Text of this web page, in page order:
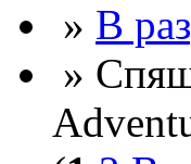
» В
»